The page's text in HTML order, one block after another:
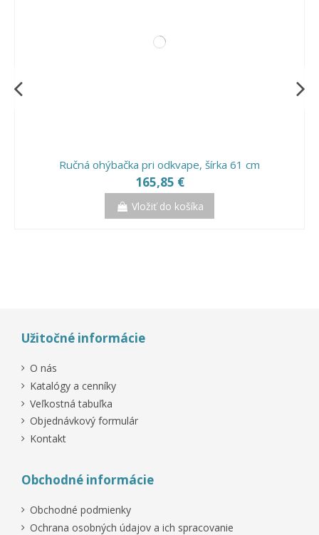
Ručná ohýbačka pri odkvape, šírka 61 cm
165,85 €
Vložiť do košíka
Užitočné informácie
O nás
Katalógy a cenníky
Veľkostná tabuľka
Objednávkový formulár
Kontakt
Obchodné informácie
Obchodné podmienky
Ochrana osobných údajov a ich spracovanie